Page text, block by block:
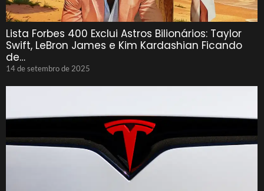
Lista Forbes 400 Exclui Astros Bilionários: Taylor
Swift, LeBron James e Kim Kardashian Ficando
de…
14 de setembro de 2025